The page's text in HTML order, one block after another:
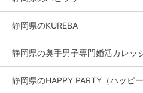
静岡県のKUREBA
静岡県の奥手男子専門婚活カレッ
静岡県のHAPPY PARTY（ハッピ